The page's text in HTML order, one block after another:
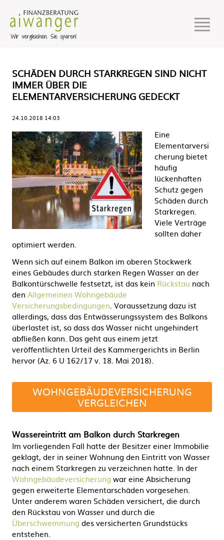
SCHÄDEN DURCH STARKREGEN SIND NICHT
IMMER ÜBER DIE
ELEMENTARVERSICHERUNG GEDECKT
24.10.2018 14:03
Eine
Elementarversi
cherung bietet
häufig
lückenhaften
Schutz gegen
Schäden durch
Starkregen.
Viele Verträge
sollten daher
optimiert werden.
Wenn sich auf einem Balkon im oberen Stockwerk
eines Gebäudes durch starken Regen Wasser an der
Balkontürschwelle festsetzt, ist das kein Rückstau nach
den Allgemeinen Wohngebäude
Versicherungsbedingungen. Voraussetzung dazu ist
allerdings, dass das Entwässerungssystem des Balkons
überlastet ist, so dass das Wasser nicht ungehindert
abfließen kann. Das geht aus einem jetzt
veröffentlichten Urteil des Kammergerichts in Berlin
hervor (Az. 6 U 162/17 v. 18. Mai 2018).
WOHNGEBÄUDEVERSICHERUNG
VERGLEICHEN
Wassereintritt am Balkon durch Starkregen
Im vorliegenden Fall hatte der Besitzer einer Immobilie
geklagt, der in seiner Wohnung den Eintritt von Wasser
nach einem Starkregen zu verzeichnen hatte. In der
Wohngebäudeversicherung war eine Absicherung
gegen erweiterte Elementarschäden vorgesehen.
Unter anderem waren Schäden versichert, die durch
den Rückstau von Wasser und durch die
Überschwemmung des versicherten Grundstücks
entstehen.